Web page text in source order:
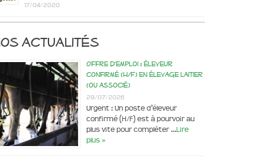
17/04/2020
actualités
Offre d’emploi : éleveur
confirmé (H/F) en élevage laitier
(ou associé)
29/07/2026
Urgent : Un poste d’éleveur
confirmé (H/F) est à pourvoir au
plus vite pour compléter …Lire
plus »